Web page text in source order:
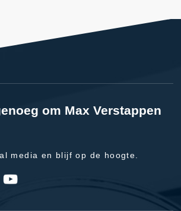
om Max Verstappen
media en blijf op de hoogte.